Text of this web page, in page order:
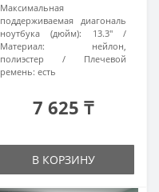
Максимальная
поддерживаемая диагональ
ноутбука (дюйм):
13.3"
Материал:
нейлон,
полиэстер
Плечевой
ремень: есть
7 625 ₸
В КОРЗИНУ